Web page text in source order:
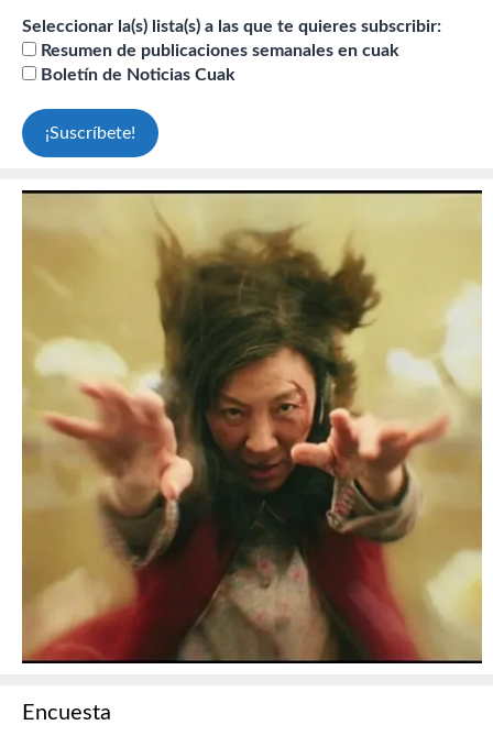
Seleccionar la(s) lista(s) a las que te quieres subscribir:
Resumen de publicaciones semanales en cuak
Boletín de Noticias Cuak
Encuesta